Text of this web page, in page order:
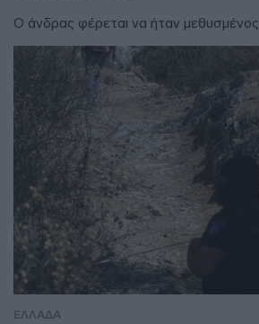
Ο άνδρας φέρεται να ήταν μεθυσμένος
ΕΛΛΑΔΑ